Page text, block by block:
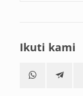
Ikuti kami